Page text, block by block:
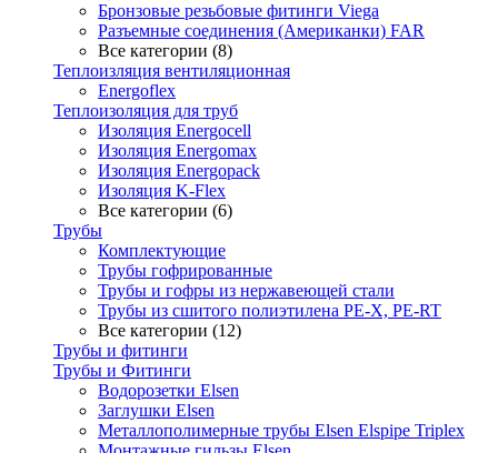
Бронзовые резьбовые фитинги Viega
Разъемные соединения (Американки) FAR
Все категории (8)
Теплоизляция вентиляционная
Energoflex
Теплоизоляция для труб
Изоляция Energocell
Изоляция Energomax
Изоляция Energopack
Изоляция K-Flex
Все категории (6)
Трубы
Комплектующие
Трубы гофрированные
Трубы и гофры из нержавеющей стали
Трубы из сшитого полиэтилена PE-X, PE-RT
Все категории (12)
Трубы и фитинги
Трубы и Фитинги
Водорозетки Elsen
Заглушки Elsen
Металлополимерные трубы Elsen Elspipe Triplex